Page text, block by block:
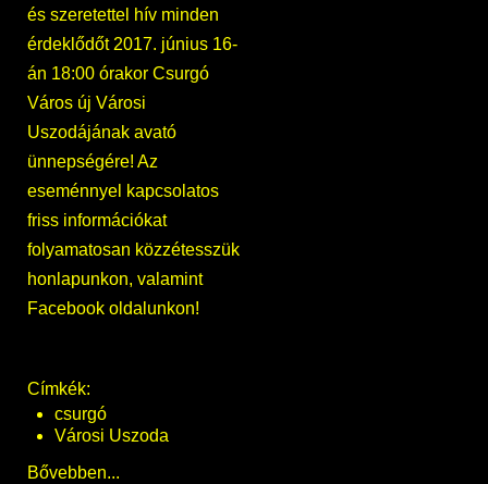
és szeretettel hív minden
érdeklődőt 2017. június 16-
án 18:00 órakor Csurgó
Város új Városi
Uszodájának avató
ünnepségére! Az
eseménnyel kapcsolatos
friss információkat
folyamatosan közzétesszük
honlapunkon, valamint
Facebook oldalunkon!
Címkék:
csurgó
Városi Uszoda
Bővebben...